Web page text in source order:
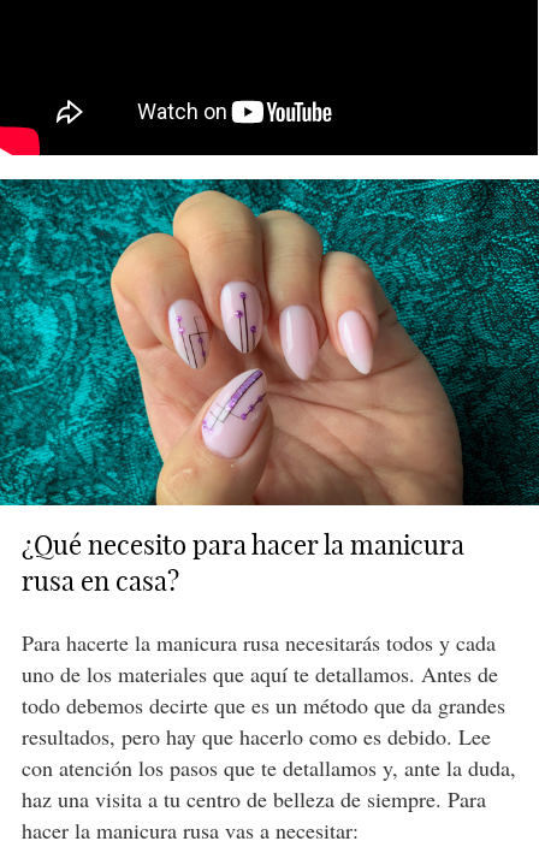
¿Qué necesito para hacer la manicura
rusa en casa?
Para hacerte la manicura rusa necesitarás todos y cada
uno de los materiales que aquí te detallamos. Antes de
todo debemos decirte que es un método que da grandes
resultados, pero hay que hacerlo como es debido. Lee
con atención los pasos que te detallamos y, ante la duda,
haz una visita a tu centro de belleza de siempre. Para
hacer la manicura rusa vas a necesitar: